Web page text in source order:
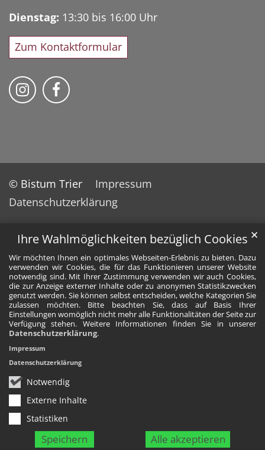
Ihre Wahlmöglichkeiten bezüglich Cookies
Wir möchten Ihnen ein optimales Webseiten-Erlebnis zu bieten. Dazu
verwenden wir Cookies, die für das Funktionieren unserer Website
notwendig sind. Mit Ihrer Zustimmung verwenden wir auch Cookies,
die zur Anzeige externer Inhalte oder zu anonymen Statistikzwecken
genutzt werden. Sie können selbst entscheiden, welche Kategorien Sie
zulassen möchten. Bitte beachten Sie, dass auf Basis Ihrer
Einstellungen womöglich nicht mehr alle Funktionalitäten der Seite zur
Verfügung stehen. Weitere Informationen finden Sie in unserer
Datenschutzerklärung.
Notwendig
Externe Inhalte
Statistiken
Speichern Alle akzeptieren
✕
Impressum
Datenschutzerklärung
Dienstag: 13:30 bis 16:00 Uhr
Zum Kontaktformular
Bischöfliches Priesterseminar auf
Bischöfliches Priesterseminar auf
© Bistum Trier
Impressum
Datenschutzerklärung